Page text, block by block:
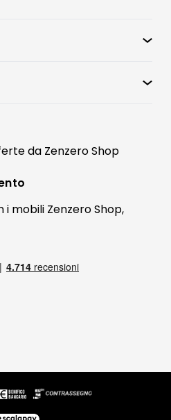
da Zenzero Shop
mobili Zenzero Shop,